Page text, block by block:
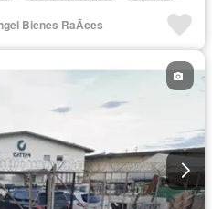
Bienes RaÃ­ces